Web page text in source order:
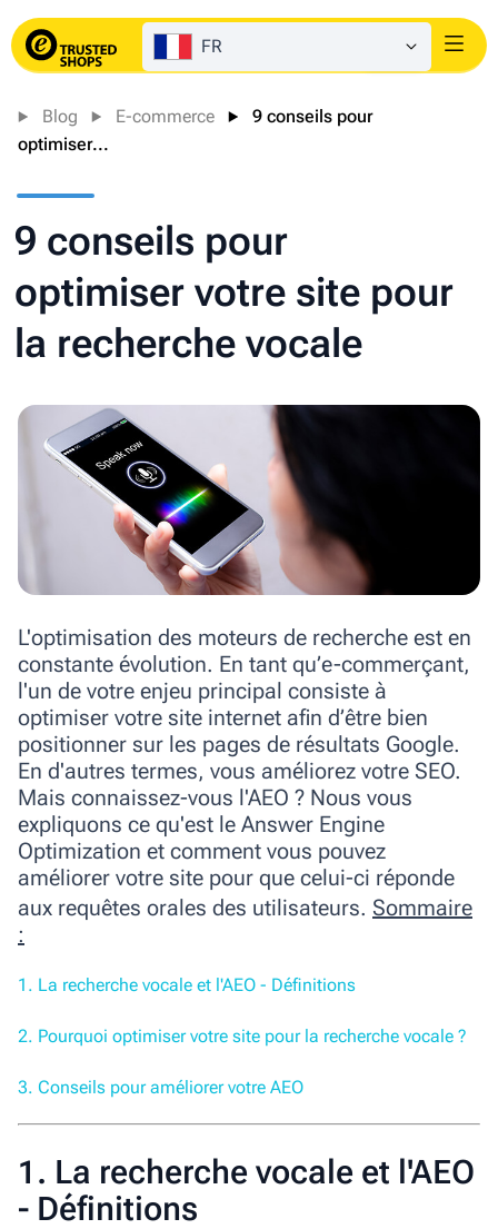
FR Login
Blog E-commerce
9 conseils pour
optimiser...
9 conseils pour
optimiser votre site pour
la recherche vocale
L'optimisation des moteurs de recherche est en
constante évolution. En tant qu’e-commerçant,
l'un de votre enjeu principal consiste à
optimiser votre site internet afin d’être bien
positionner sur les pages de résultats Google.
En d'autres termes, vous améliorez votre SEO.
Mais connaissez-vous l'AEO ? Nous vous
expliquons ce qu'est le Answer Engine
Optimization et comment vous pouvez
améliorer votre site pour que celui-ci réponde
aux requêtes orales des utilisateurs. Sommaire
:
1. La recherche vocale et l'AEO - Définitions
2. Pourquoi optimiser votre site pour la recherche vocale ?
3. Conseils pour améliorer votre AEO
1. La recherche vocale et l'AEO
- Définitions